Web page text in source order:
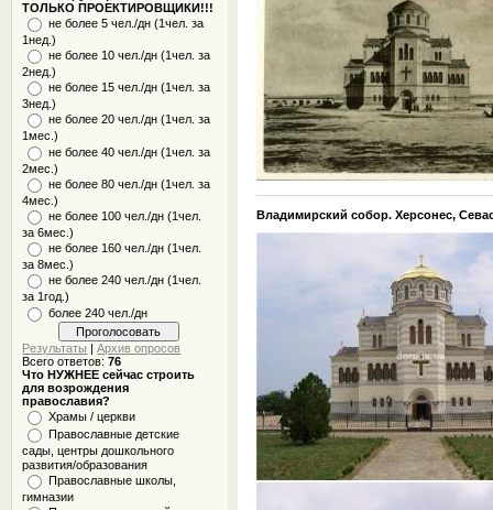
ТОЛЬКО ПРОЕКТИРОВЩИКИ!!!
не более 5 чел./дн (1чел. за
1нед.)
не более 10 чел./дн (1чел. за
2нед.)
не более 15 чел./дн (1чел. за
3нед.)
не более 20 чел./дн (1чел. за
1мес.)
не более 40 чел./дн (1чел. за
2мес.)
не более 80 чел./дн (1чел. за
4мес.)
не более 100 чел./дн (1чел.
за 6мес.)
не более 160 чел./дн (1чел.
за 8мес.)
не более 240 чел./дн (1чел.
за 1год.)
более 240 чел./дн
Результаты |Архив опросов
Всего ответов:76
Что НУЖНЕЕ сейчас строить
для возрождения
православия?
Храмы / церкви
Православные детские
сады, центры дошкольного
развития/образования
Православные школы,
гимназии
Владимирский собор. Херсонес,